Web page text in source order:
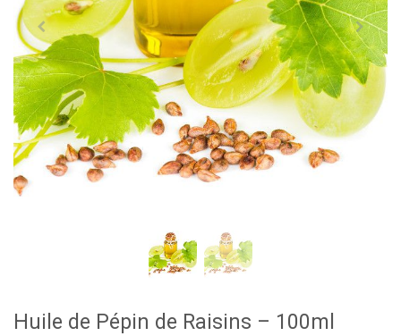
Huile de Pépin de Raisins – 100ml